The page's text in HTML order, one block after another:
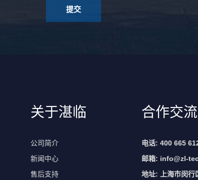
关于湛临
公司简介
新闻中心
售后支持
合作交流
电话: 400 665
邮箱: info@zl-
地址: 上海市闵行